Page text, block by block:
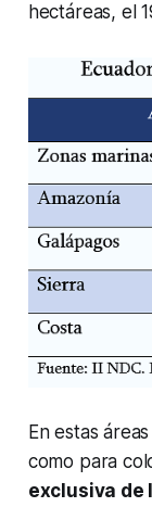
hectáreas, el
En estas áreas
como para
exclusiva de